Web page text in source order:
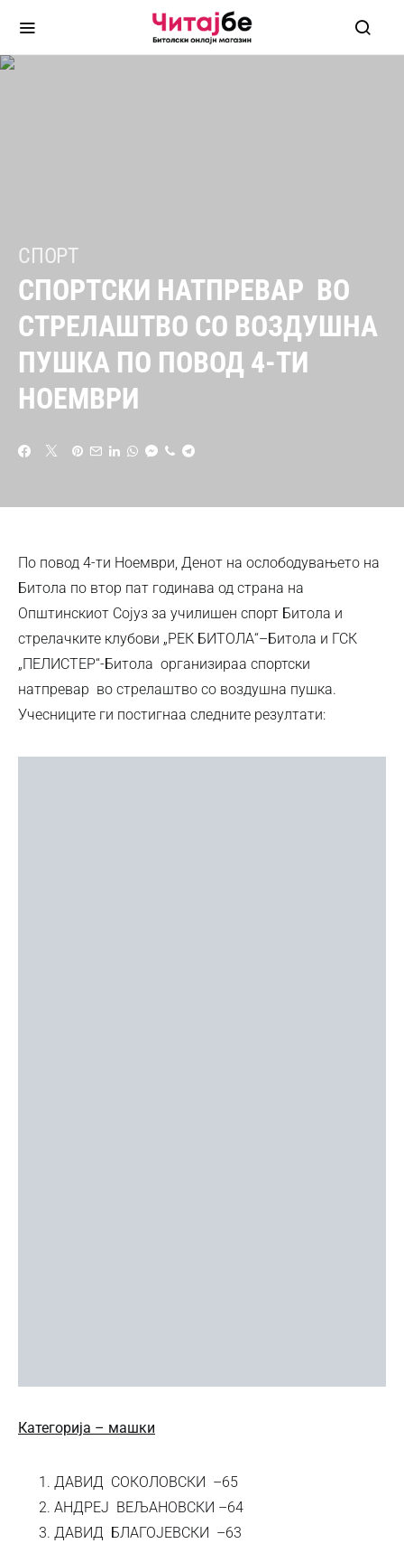
СПОРТ
СПОРТСКИ НАТПРЕВАР ВО
СТРЕЛАШТВО СО ВОЗДУШНА
ПУШКА ПО ПОВОД 4-ТИ
НОЕМВРИ
По повод 4-ти Ноември, Денот на ослободувањето на
Битола по втор пат годинава од страна на
Општинскиот Сојуз за училишен спорт Битола и
стрелачките клубови „РЕК БИТОЛА“–Битола и ГСК
„ПЕЛИСТЕР“-Битола организираа спортски
натпревар во стрелаштво со воздушна пушка.
Учесниците ги постигнаа следните резултати:
Категорија – машки
ДАВИД СОКОЛОВСКИ –65
АНДРЕЈ ВЕЉАНОВСКИ –64
ДАВИД БЛАГОЈЕВСКИ –63